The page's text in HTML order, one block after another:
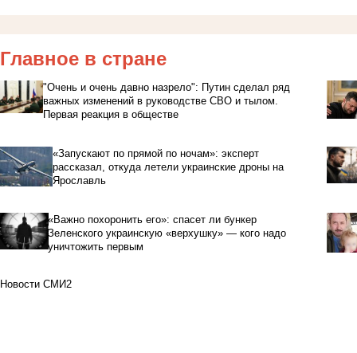
Главное в стране
"Очень и очень давно назрело": Путин сделал ряд
важных изменений в руководстве СВО и тылом.
Первая реакция в обществе
«Запускают по прямой по ночам»: эксперт
рассказал, откуда летели украинские дроны на
Ярославль
«Важно похоронить его»: спасет ли бункер
Зеленского украинскую «верхушку» — кого надо
уничтожить первым
Новости СМИ2